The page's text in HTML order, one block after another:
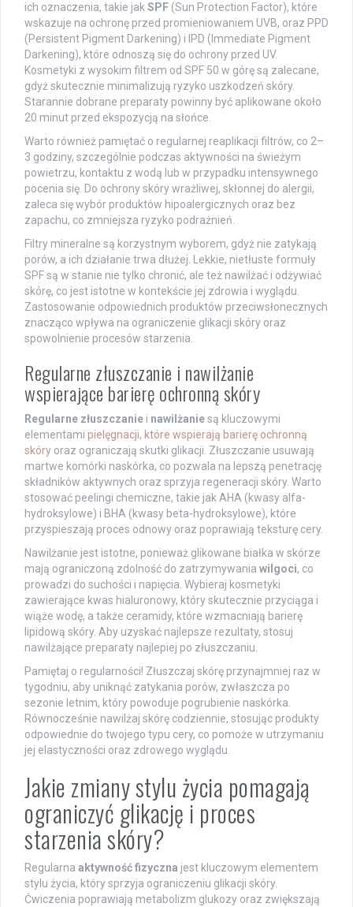
ich oznaczenia, takie jak SPF (Sun Protection Factor), które
wskazuje na ochronę przed promieniowaniem UVB, oraz PPD
(Persistent Pigment Darkening) i IPD (Immediate Pigment
Darkening), które odnoszą się do ochrony przed UV.
Kosmetyki z wysokim filtrem od SPF 50 w górę są zalecane,
gdyż skutecznie minimalizują ryzyko uszkodzeń skóry.
Starannie dobrane preparaty powinny być aplikowane około
20 minut przed ekspozycją na słońce.
Warto również pamiętać o regularnej reaplikacji filtrów, co 2–
3 godziny, szczególnie podczas aktywności na świeżym
powietrzu, kontaktu z wodą lub w przypadku intensywnego
pocenia się. Do ochrony skóry wrażliwej, skłonnej do alergii,
zaleca się wybór produktów hipoalergicznych oraz bez
zapachu, co zmniejsza ryzyko podrażnień.
Filtry mineralne są korzystnym wyborem, gdyż nie zatykają
porów, a ich działanie trwa dłużej. Lekkie, nietłuste formuły
SPF są w stanie nie tylko chronić, ale też nawilżać i odżywiać
skórę, co jest istotne w kontekście jej zdrowia i wyglądu.
Zastosowanie odpowiednich produktów przeciwsłonecznych
znacząco wpływa na ograniczenie glikacji skóry oraz
spowolnienie procesów starzenia.
Regularne złuszczanie i nawilżanie
wspierające barierę ochronną skóry
Regularne złuszczanie i nawilżaniesą kluczowymi
elementami pielęgnacji, które wspierają barierę ochronną
skóry oraz ograniczają skutki glikacji. Złuszczanie usuwają
martwe komórki naskórka, co pozwala na lepszą penetrację
składników aktywnych oraz sprzyja regeneracji skóry. Warto
stosować peelingi chemiczne, takie jak AHA (kwasy alfa-
hydroksylowe) i BHA (kwasy beta-hydroksylowe), które
przyspieszają proces odnowy oraz poprawiają teksturę cery.
Nawilżanie jest istotne, ponieważ glikowane białka w skórze
mają ograniczoną zdolność do zatrzymywania wilgoci, co
prowadzi do suchości i napięcia. Wybieraj kosmetyki
zawierające kwas hialuronowy, który skutecznie przyciąga i
wiąże wodę, a także ceramidy, które wzmacniają barierę
lipidową skóry. Aby uzyskać najlepsze rezultaty, stosuj
nawilżające preparaty najlepiej po złuszczaniu.
Pamiętaj o regularności! Złuszczaj skórę przynajmniej raz w
tygodniu, aby uniknąć zatykania porów, zwłaszcza po
sezonie letnim, który powoduje pogrubienie naskórka.
Równocześnie nawilżaj skórę codziennie, stosując produkty
odpowiednie do twojego typu cery, co pomoże w utrzymaniu
jej elastyczności oraz zdrowego wyglądu.
Jakie zmiany stylu życia pomagają
ograniczyć glikację i proces
starzenia skóry?
Regularna aktywność fizyczna jest kluczowym elementem
stylu życia, który sprzyja ograniczeniu glikacji skóry.
Ćwiczenia poprawiają metabolizm glukozy oraz zwiększają